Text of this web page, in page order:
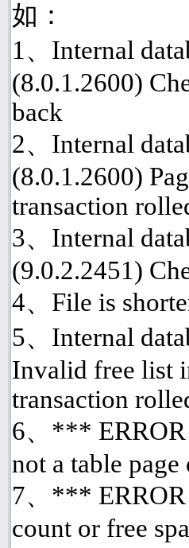
如：
1、Internal
(8.0.1.2600)
back
2、Internal
(8.0.1.2600)
transaction
3、Internal
(9.0.2.2451)
4、File is
5、Internal
Invalid free list
transaction
6、*** ERROR
not a table
7、***
count or free